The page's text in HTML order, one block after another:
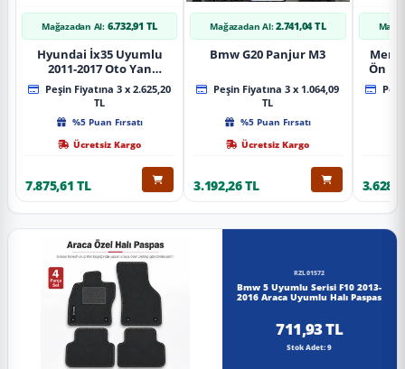
Mağazadan Al: 6.732,91 TL
Hyundai İx35 Uyumlu
2011-2017 Oto Yan
Basamak Koruma Side
Step Bmw Style
Peşin Fiyatına 3 x 2.625,20
TL
%5 Puan Fırsatı
Ücretsiz Kargo
7.875,61 TL
Mağazadan Al: 2.741,04 TL
Bmw G20 Panjur M3
Peşin Fiyatına 3 x 1.064,09
TL
%5 Puan Fırsatı
Ücretsiz Kargo
3.192,26 TL
Ön
RZL01572
Bmw 5 Uyumlu Serisi F10 2013-
2016 Araca Uyumlu Halı Paspas
711,93 TL
Stok Adet: 9